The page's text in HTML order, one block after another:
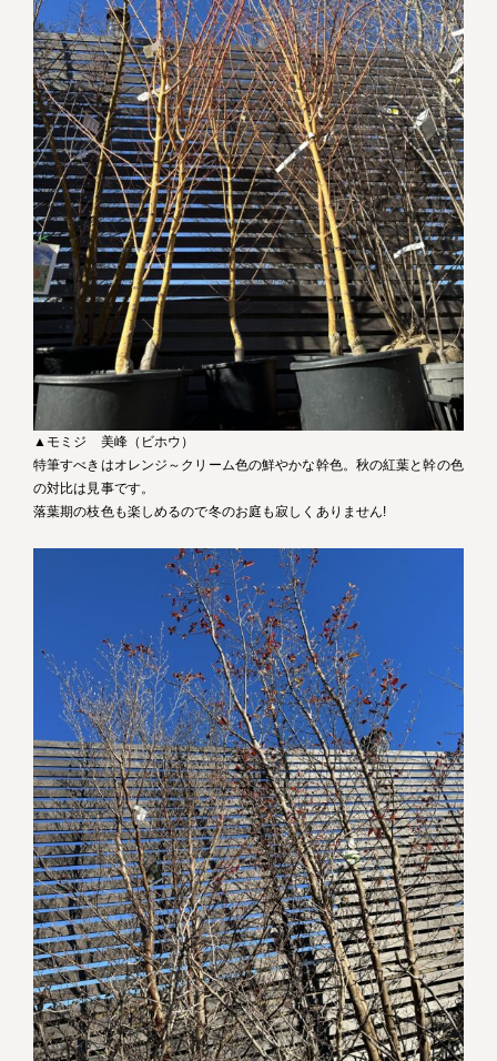
▲モミジ 美峰（ビホウ）
特筆すべきはオレンジ～クリーム色の鮮やかな幹色。秋の紅葉と幹の色
の対比は見事です。
落葉期の枝色も楽しめるので冬のお庭も寂しくありません!